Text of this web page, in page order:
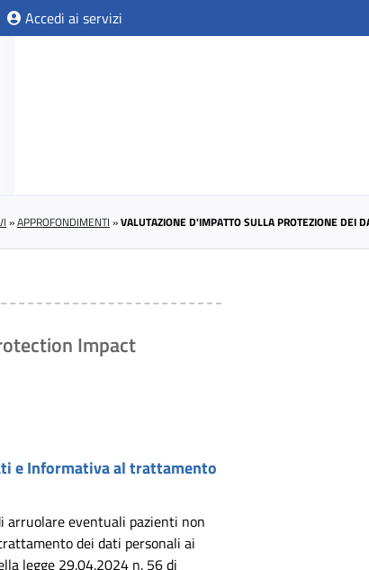
Accedi ai servizi
»APPROFONDIMENTI »VALUTAZIONE D'IMPATTO SULLA PROTEZIONE DEI
Impact
e Informativa al trattamento
arruolare eventuali pazienti non
dei dati personali ai
legge 29.04.2024 n. 56 di